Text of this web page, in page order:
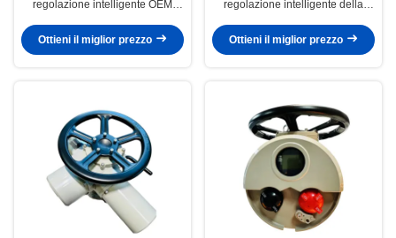
regolazione intelligente OEM
Ottieni il miglior prezzo
regolazione intelligente della
elettrico
Ottieni il miglior prezzo